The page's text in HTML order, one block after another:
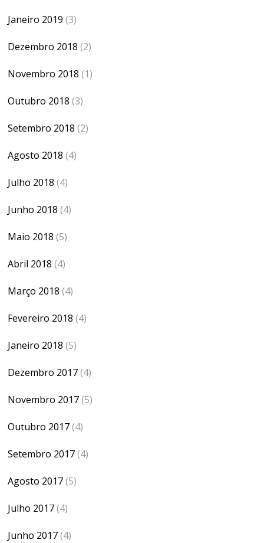
Janeiro 2019 (3)
Dezembro 2018 (2)
Novembro 2018 (1)
Outubro 2018 (3)
Setembro 2018 (2)
Agosto 2018 (4)
Julho 2018 (4)
Junho 2018 (4)
Maio 2018 (5)
Abril 2018 (4)
Março 2018 (4)
Fevereiro 2018 (4)
Janeiro 2018 (5)
Dezembro 2017(4)
Novembro 2017(5)
Outubro 2017(4)
Setembro 2017(4)
Agosto 2017(5)
Julho 2017(4)
Junho 2017(4)